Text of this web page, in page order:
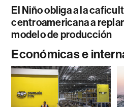
El Niño obliga a la
centroamericana a
modelo de producción
Económicas e